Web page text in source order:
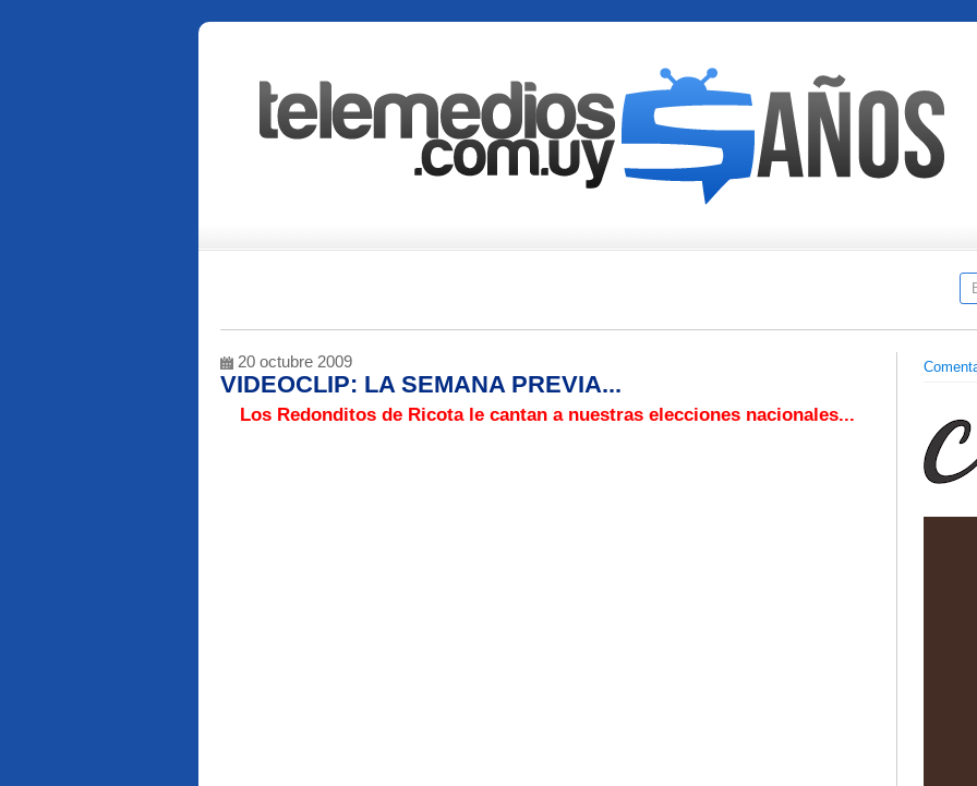
20 octubre 2009
VIDEOCLIP: LA SEMANA PREVIA...
Los Redonditos de Ricota le cantan a nuestras elecciones nacionales...